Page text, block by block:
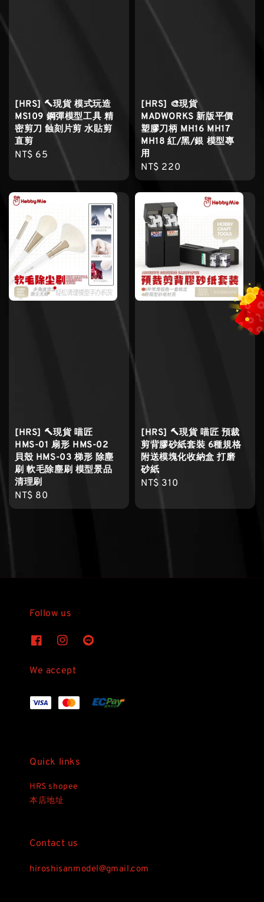
[HRS] 🔨現貨 模式玩造
MS109 鋼彈模型工具 精
密剪刀 蝕刻片剪 水貼剪
直剪
Regular
NT$ 65
[HRS] 🎨現貨
MADWORKS 新版平價
塑膠刀柄 MH16 MH17
MH18 紅/黑/銀 模型專
用
Regular
price
NT$ 220
[HRS] 🔨現貨 喵匠
HMS-01 扇形 HMS-02
貝殼 HMS-03 梯形 除塵
刷 軟毛除塵刷 模型景品
清理刷
Regular
price
NT$ 80
[HRS] 🔨現貨 喵匠 預裁
剪背膠砂紙套裝 6種規格
附送模塊化收納盒 打磨
砂紙
Regular
NT$ 310
Follow us
We accept
Quick links
HRS shopee
本店地址
Contact us
hiroshisanmodel@gmail.com